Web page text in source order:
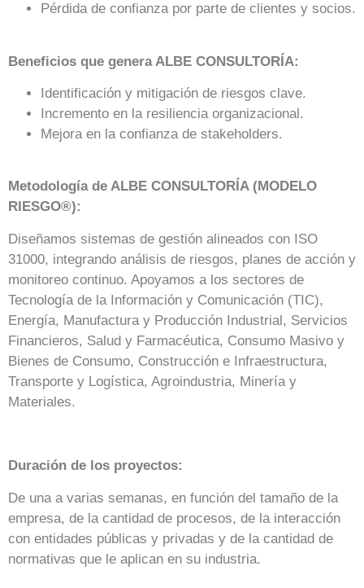
Pérdida de confianza por parte de clientes y socios.
Beneficios que genera ALBE CONSULTORÍA:
Identificación y mitigación de riesgos clave.
Incremento en la resiliencia organizacional.
Mejora en la confianza de stakeholders.
Metodología de ALBE CONSULTORÍA (MODELO
RIESGO®):
Diseñamos sistemas de gestión alineados con ISO
31000, integrando análisis de riesgos, planes de acción y
monitoreo continuo. Apoyamos a los sectores de
Tecnología de la Información y Comunicación (TIC),
Energía, Manufactura y Producción Industrial, Servicios
Financieros, Salud y Farmacéutica, Consumo Masivo y
Bienes de Consumo, Construcción e Infraestructura,
Transporte y Logística, Agroindustria, Minería y
Materiales.
Duración de los proyectos:
De una a varias semanas, en función del tamaño de la
empresa, de la cantidad de procesos, de la interacción
con entidades públicas y privadas y de la cantidad de
normativas que le aplican en su industria.